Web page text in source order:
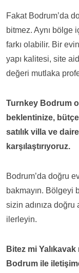
Fakat Bodrum’da
bitmez. Aynı bölge
farkı olabilir. Bir
yapı kalitesi, site
değeri mutlaka
Turnkey Bodrum
beklentinize,
satılık villa ve
karşılaştırıyoruz.
Bodrum’da doğru
bakmayın. Bölgeyi
sizin adınıza
ilerleyin.
Bitez mi
Bodrum ile